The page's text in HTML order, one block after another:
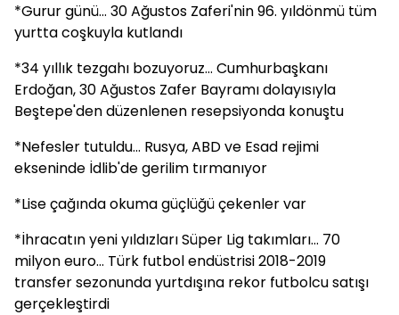
*Gurur günü... 30 Ağustos Zaferi'nin 96. yıldönmü tüm
yurtta coşkuyla kutlandı
*34 yıllık tezgahı bozuyoruz... Cumhurbaşkanı
Erdoğan, 30 Ağustos Zafer Bayramı dolayısıyla
Beştepe'den düzenlenen resepsiyonda konuştu
*Nefesler tutuldu... Rusya, ABD ve Esad rejimi
ekseninde İdlib'de gerilim tırmanıyor
*Lise çağında okuma güçlüğü çekenler var
*İhracatın yeni yıldızları Süper Lig takımları... 70
milyon euro... Türk futbol endüstrisi 2018-2019
transfer sezonunda yurtdışına rekor futbolcu satışı
gerçekleştirdi